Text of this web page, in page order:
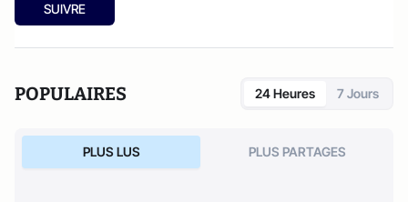
SUIVRE
POPULAIRES 24 Heures 7 Jours
PLUS LUS PLUS PARTAGES